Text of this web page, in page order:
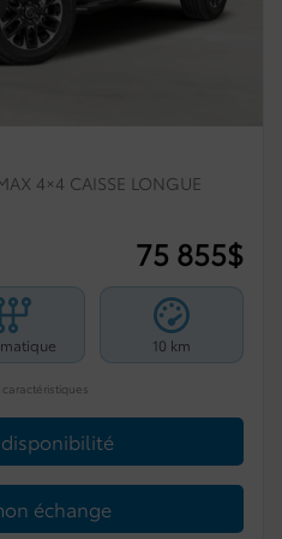
4×4 CAISSE LONGUE
75 855$
10 km
échange